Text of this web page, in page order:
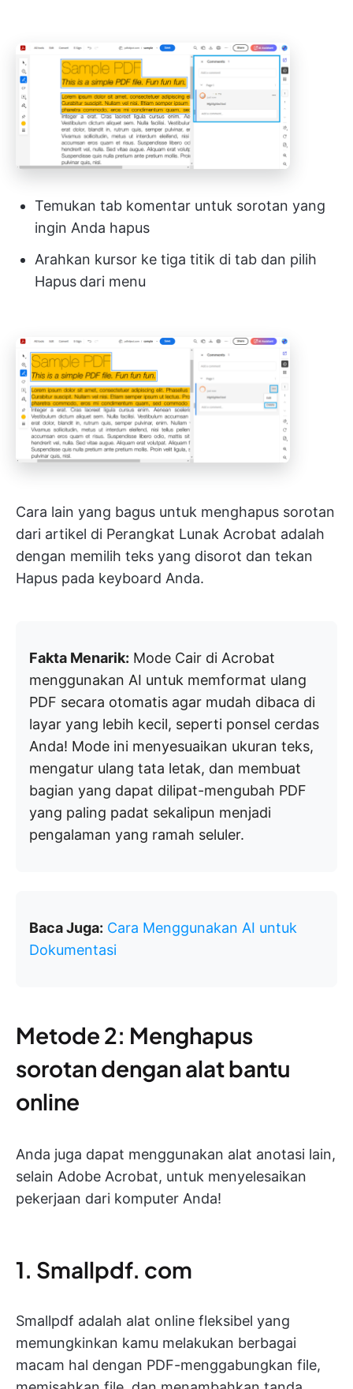
Temukan tab komentar untuk sorotan yang
ingin Anda hapus
Arahkan kursor ke tiga titik di tab dan pilih
Hapus dari menu
Cara lain yang bagus untuk menghapus sorotan
dari artikel di Perangkat Lunak Acrobat adalah
dengan memilih teks yang disorot dan tekan
Hapus pada keyboard Anda.
Fakta Menarik: Mode Cair di Acrobat
menggunakan AI untuk memformat ulang
PDF secara otomatis agar mudah dibaca di
layar yang lebih kecil, seperti ponsel cerdas
Anda! Mode ini menyesuaikan ukuran teks,
mengatur ulang tata letak, dan membuat
bagian yang dapat dilipat-mengubah PDF
yang paling padat sekalipun menjadi
pengalaman yang ramah seluler.
Baca Juga: Cara Menggunakan AI untuk
Dokumentasi
Metode 2: Menghapus
sorotan dengan alat bantu
online
Anda juga dapat menggunakan alat anotasi lain,
selain Adobe Acrobat, untuk menyelesaikan
pekerjaan dari komputer Anda!
1. Smallpdf. com
Smallpdf adalah alat online fleksibel yang
memungkinkan kamu melakukan berbagai
macam hal dengan PDF-menggabungkan file,